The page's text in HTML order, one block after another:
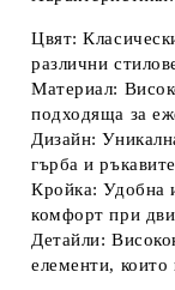
Цвят:
различни
Материал:
подходяща за
Дизайн:
гърба и
Кройка: Удобна
комфорт при
Детайли:
елементи, които